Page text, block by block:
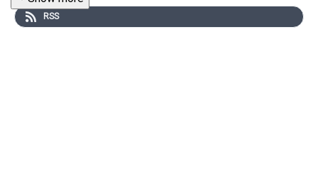
vous fera peut-être changer d'avis!!)
RSS